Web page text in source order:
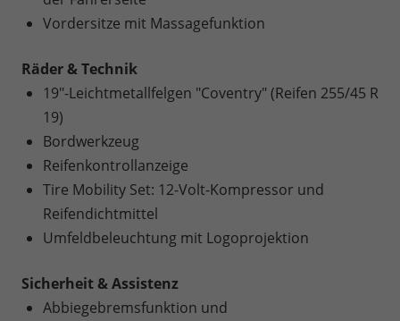
Vordersitze mit Massagefunktion
Räder & Technik
19"-Leichtmetallfelgen "Coventry" (Reifen 255/45 R
19)
Bordwerkzeug
Reifenkontrollanzeige
Tire Mobility Set: 12-Volt-Kompressor und
Reifendichtmittel
Umfeldbeleuchtung mit Logoprojektion
Sicherheit & Assistenz
Abbiegebremsfunktion und